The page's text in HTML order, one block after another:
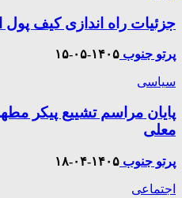
جزئیات راه اندازی کیف پول
پرتو جنوب ۱۴۰۵-۰۵-۱۵
سیاسی
پایان مراسم تشییع پیکر
معلی
پرتو جنوب ۱۴۰۵-۰۴-۱۸
اجتماعی